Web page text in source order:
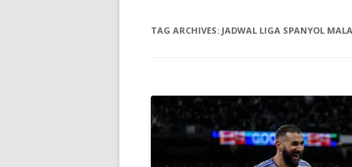
TAG ARCHIVES: JADWAL LIGA SPANYOL